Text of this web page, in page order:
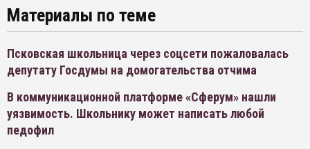
Материалы по теме
Псковская школьница через соцсети пожаловалась
депутату Госдумы на домогательства отчима
В коммуникационной платформе «Сферум» нашли
уязвимость. Школьнику может написать любой
педофил